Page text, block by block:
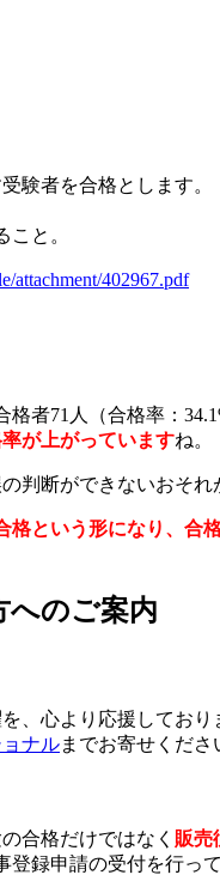
験者を合格とします。
と。
attachment/402967.pdf
者71人（合格率：
が上がっていますね。
判断ができないおそれ
格という形になり、合
へのご案内
、心より応援しており
ナルまでお寄せくださ
合格だけではなく 販売
録申請の受付を行っ